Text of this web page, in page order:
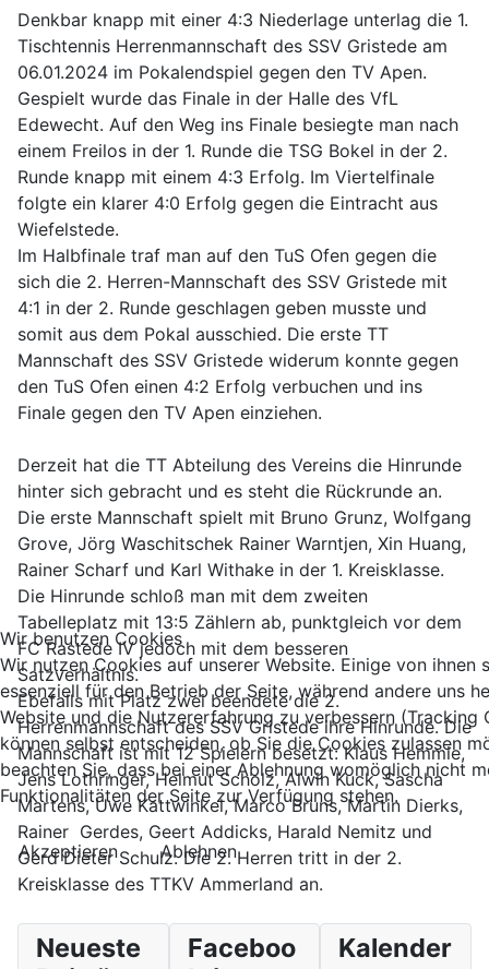
Denkbar knapp mit einer 4:3 Niederlage unterlag die 1.
Tischtennis Herrenmannschaft des SSV Gristede am
06.01.2024 im Pokalendspiel gegen den TV Apen.
Gespielt wurde das Finale in der Halle des VfL
Edewecht. Auf den Weg ins Finale besiegte man nach
einem Freilos in der 1. Runde die TSG Bokel in der 2.
Runde knapp mit einem 4:3 Erfolg. Im Viertelfinale
folgte ein klarer 4:0 Erfolg gegen die Eintracht aus
Wiefelstede.
Im Halbfinale traf man auf den TuS Ofen gegen die
sich die 2. Herren-Mannschaft des SSV Gristede mit
4:1 in der 2. Runde geschlagen geben musste und
somit aus dem Pokal ausschied. Die erste TT
Mannschaft des SSV Gristede widerum konnte gegen
den TuS Ofen einen 4:2 Erfolg verbuchen und ins
Finale gegen den TV Apen einziehen.
Derzeit hat die TT Abteilung des Vereins die Hinrunde
hinter sich gebracht und es steht die Rückrunde an.
Die erste Mannschaft spielt mit Bruno Grunz, Wolfgang
Grove, Jörg Waschitschek Rainer Warntjen, Xin Huang,
Rainer Scharf und Karl Withake in der 1. Kreisklasse.
Die Hinrunde schloß man mit dem zweiten
Tabelleplatz mit 13:5 Zählern ab, punktgleich vor dem
FC Rastede IV jedoch mit dem besseren
Satzverhältnis.
Ebefalls mit Platz zwei beendete die 2.
Herrenmannschaft des SSV Gristede ihre Hinrunde. Die
Mannschaft ist mit 12 Spielern besetzt: Klaus Hemmie,
Jens Lothringer, Helmut Scholz, Alwin Kuck, Sascha
Martens, Uwe Kattwinkel, Marco Bruns, Martin Dierks,
Rainer Gerdes, Geert Addicks, Harald Nemitz und
Gerd Dieter Schulz. Die 2. Herren tritt in der 2.
Kreisklasse des TTKV Ammerland an.
Neueste
Faceboo
Kalender
Wir benutzen Cookies
Wir nutzen Cookies auf unserer Website. Einige von ihnen
essenziell für den Betrieb der Seite, während andere uns
Website und die Nutzererfahrung zu verbessern (Tracking
können selbst entscheiden, ob Sie die Cookies zulassen
beachten Sie, dass bei einer Ablehnung womöglich nicht
Funktionalitäten der Seite zur Verfügung stehen.
Akzeptieren Ablehnen